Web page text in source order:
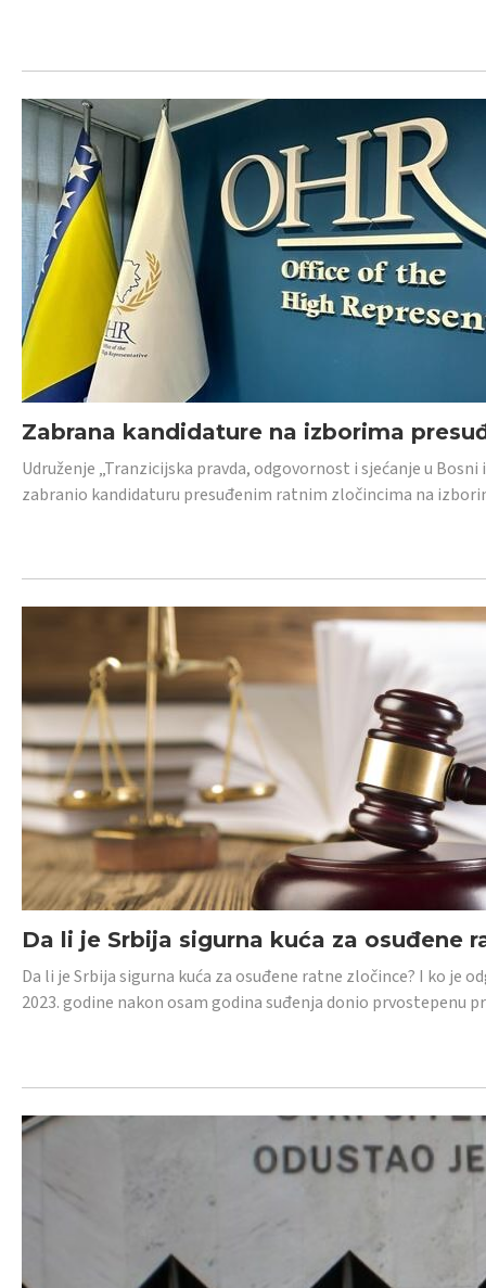
Zabrana kandidature na izborima
Udruženje „Tranzicijska pravda, odgovornost i sjećanje u
zabranio kandidaturu presuđenim ratnim zločincima na
Da li je Srbija sigurna kuća za osuđene
Da li je Srbija sigurna kuća za osuđene ratne zločince? I ko je
2023. godine nakon osam godina suđenja donio prvostepenu